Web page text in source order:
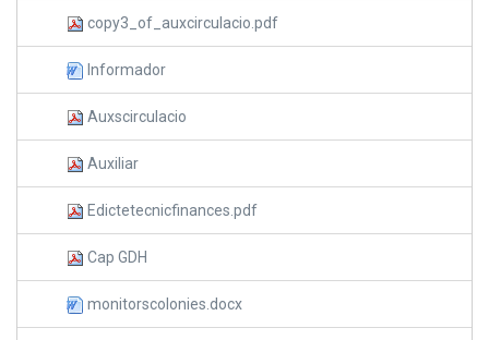
copy3_of_auxcirculacio.pdf
Informador
Auxscirculacio
Auxiliar
Edictetecnicfinances.pdf
Cap GDH
monitorscolonies.docx